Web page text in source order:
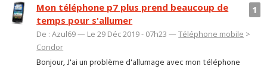
1
Mon téléphone p7 plus prend beaucoup de
temps pour s'allumer
De : Azul69 — Le 29 Déc 2019 - 07h23 —Téléphone mobile >
Condor
Bonjour, J'ai un problème d'allumage avec mon téléphone